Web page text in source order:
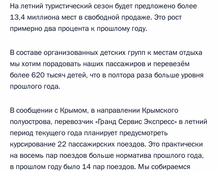
На летний туристический сезон будет предложено более
13,4 миллиона мест в свободной продаже. Это рост
примерно два процента к прошлому году.
В составе организованных детских групп к местам отдыха
мы хотим порадовать наших пассажиров и перевезём
более 620 тысяч детей, что в полтора раза больше уровня
прошлого года.
В сообщении с Крымом, в направлении Крымского
полуострова, перевозчик «Гранд Сервис Экспресс» в летний
период текущего года планирует предусмотреть
курсирование 22 пассажирских поездов. Это практически
на восемь пар поездов больше норматива прошлого года,
в прошлом году было 14 пар поездов. Мы собираемся